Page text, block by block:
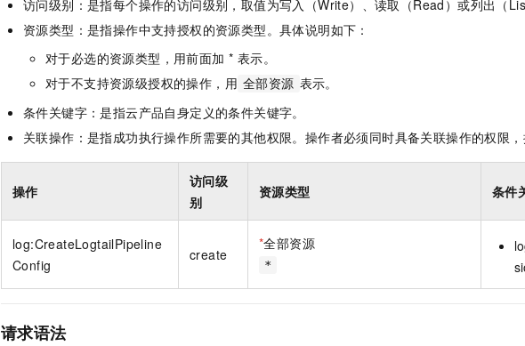
访问级别：是指每个操作的访问级别，取值为写入（Write）、读取（Read）或列出（
资源类型：是指操作中支持授权的资源类型。具体说明如下：
对于必选的资源类型，用前面加 * 表示。
对于不支持资源级授权的操作，用 全部资源 表示。
条件关键字：是指云产品自身定义的条件关键字。
关联操作：是指成功执行操作所需要的其他权限。操作者必须同时具备关联操作的权限，
操作
访问级
别
资源类型 条件
log:CreateLogtailPipeline
Config
create
*全部资源
*
请求语法